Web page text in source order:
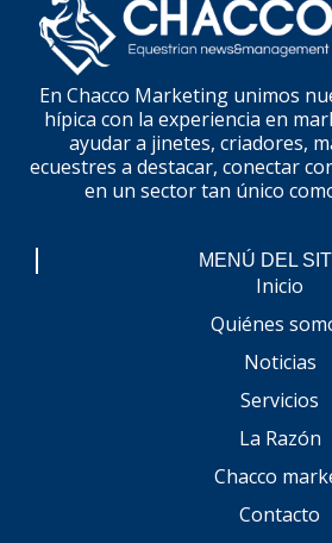
En Chacco Marketing unimos
hípica con la experiencia en
ayudar a jinetes, criadores,
ecuestres a destacar, conectar
en un sector tan único
MENÚ DEL
Inicio
Quiénes
Noticias
Servicios
La Razón
Chacco
Contacto